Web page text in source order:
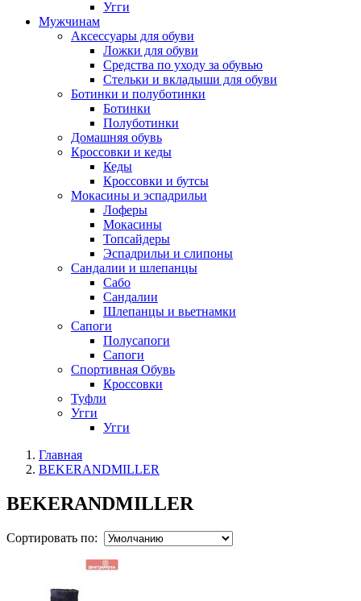
Угги
Мужчинам
Аксессуары для обуви
Ложки для обуви
Средства по уходу за обувью
Стельки и вкладыши для обуви
Ботинки и полуботинки
Ботинки
Полуботинки
Домашняя обувь
Кроссовки и кеды
Кеды
Кроссовки и бутсы
Мокасины и эспадрильи
Лоферы
Мокасины
Топсайдеры
Эспадрильи и слипоны
Сандалии и шлепанцы
Сабо
Сандалии
Шлепанцы и вьетнамки
Сапоги
Полусапоги
Сапоги
Спортивная Обувь
Кроссовки
Туфли
Угги
Угги
Главная
BEKERANDMILLER
BEKERANDMILLER
Сортировать по: